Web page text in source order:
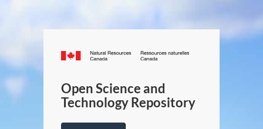
Canada.ca
/
Canada
Open Science and
Technology Repository